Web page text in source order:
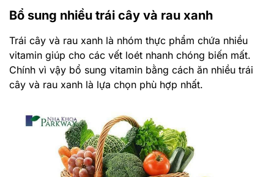
Bổ sung nhiều trái cây và rau xanh
Trái cây và rau xanh là nhóm thực phẩm chứa nhiều
vitamin giúp cho các vết loét nhanh chóng biến mất.
Chính vì vậy bổ sung vitamin bằng cách ăn nhiều trái
cây và rau xanh là lựa chọn phù hợp nhất.